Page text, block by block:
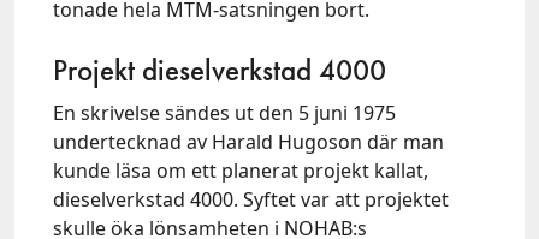
tonade hela MTM-satsningen bort.
Projekt dieselverkstad 4000
En skrivelse sändes ut den 5 juni 1975
undertecknad av Harald Hugoson där man
kunde läsa om ett planerat projekt kallat,
dieselverkstad 4000. Syftet var att projektet
skulle öka lönsamheten i NOHAB:s